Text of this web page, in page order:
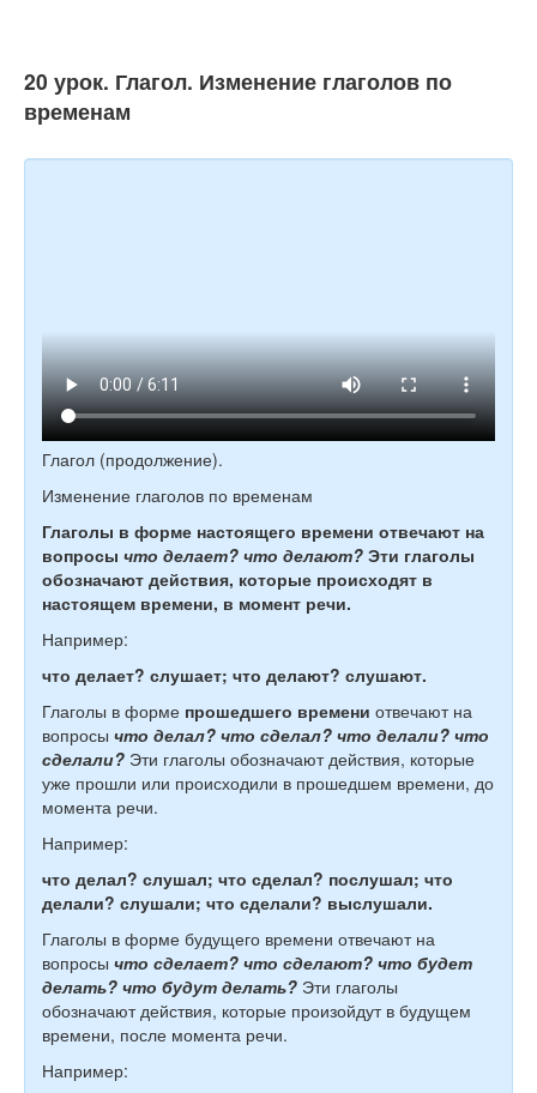
20 урок. Глагол. Изменение глаголов по
временам
Глагол (продолжение).
Изменение глаголов по временам
Глаголы в форме настоящего времени отвечают на
вопросы что делает? что делают? Эти глаголы
обозначают действия, которые происходят в
настоящем времени, в момент речи.
Например:
что делает? слушает; что делают? слушают.
Глаголы в форме прошедшего времени отвечают на
вопросы что делал? что сделал? что делали? что
сделали? Эти глаголы обозначают действия, которые
уже прошли или происходили в прошедшем времени, до
момента речи.
Например:
что делал? слушал; что сделал? послушал; что
делали? слушали; что сделали? выслушали.
Глаголы в форме будущего времени отвечают на
вопросы что сделает? что сделают? что будет
делать? что будут делать? Эти глаголы
обозначают действия, которые произойдут в будущем
времени, после момента речи.
Например: